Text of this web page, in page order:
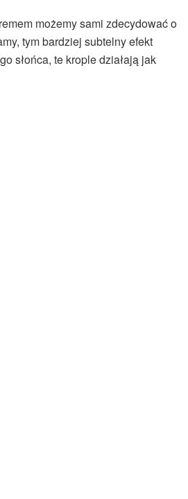
możemy sami zdecydować o
tym bardziej subtelny efekt
słońca, te krople działają jak